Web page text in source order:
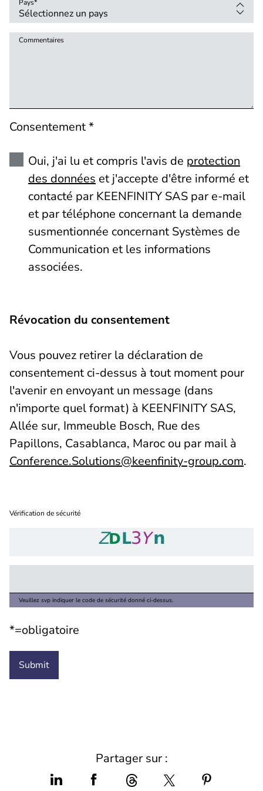
Pays*
Commentaires
Consentement *
Oui, j'ai lu et compris l'avis de protection
des données et j'accepte d'être informé et
contacté par KEENFINITY SAS par e-mail
et par téléphone concernant la demande
susmentionnée concernant Systèmes de
Communication et les informations
associées.
Révocation du consentement
Vous pouvez retirer la déclaration de
consentement ci-dessus à tout moment pour
l'avenir en envoyant un message (dans
n'importe quel format) à KEENFINITY SAS,
Allée sur, Immeuble Bosch, Rue des
Papillons, Casablanca, Maroc ou par mail à
Conference.Solutions@keenfinity-group.com.
Vérification de sécurité
Veuillez svp indiquer le code de sécurité donné ci-dessus.
*=obligatoire
Partager sur :